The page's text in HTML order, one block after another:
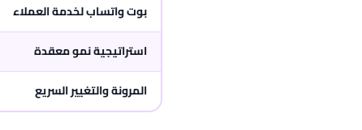
بوت واتساب لخدمة العملاء
استراتيجية نمو معقدة
المرونة والتغيير السريع